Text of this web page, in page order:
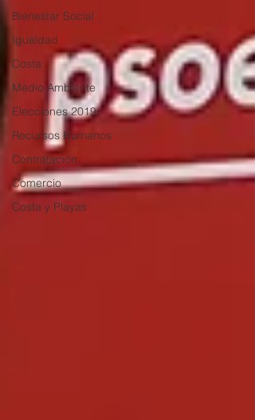
Bienestar Social
Igualdad
Costa
Medio Ambiente
Elecciones 2019
Recursos Humanos
Contratación
Comercio
Costa y Playas